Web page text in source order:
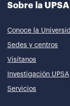
Sobre la UPSA
Conoce la
Sedes y centros
Visítanos
Investigación UPSA
Servicios